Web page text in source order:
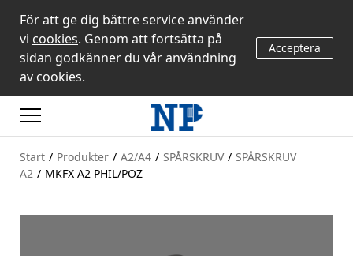
För att ge dig bättre service använder
vi cookies. Genom att fortsätta på
sidan godkänner du vår användning
av cookies.
Acceptera
Start / Produkter / A2/A4 / SPÅRSKRUV / SPÅRSKRUV
A2 / MKFX A2 PHIL/POZ